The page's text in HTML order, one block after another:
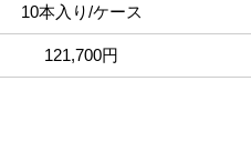
10本入り/ケース
121,700円